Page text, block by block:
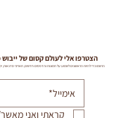
הצטרפו אלי לעולם קסום של ייבוש
הרשמו כדי להיות הראשונים לשמוע על תמונות והדפסים חדשים, תאריכי סדנאות,
קראתי ואני